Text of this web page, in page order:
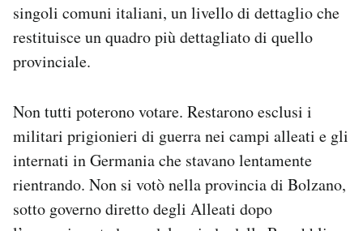
singoli comuni italiani, un livello di dettaglio che
restituisce un quadro più dettagliato di quello
provinciale.
Non tutti poterono votare. Restarono esclusi i
militari prigionieri di guerra nei campi alleati e gli
internati in Germania che stavano lentamente
rientrando. Non si votò nella provincia di Bolzano,
sotto governo diretto degli Alleati dopo